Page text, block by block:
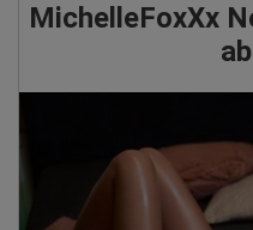
MichelleFoxXx